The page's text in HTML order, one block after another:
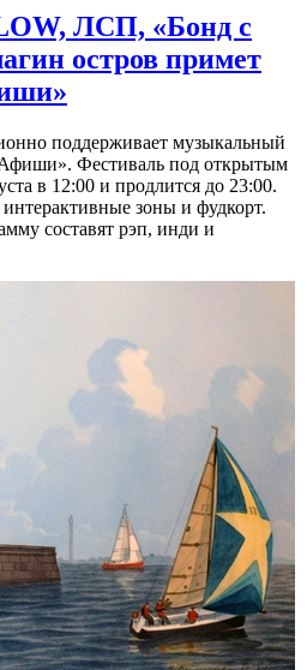
ЛСП, «Бонд с
остров примет
поддерживает музыкальный
Фестиваль под открытым
в 12:00 и продлится до 23:00.
интерактивные зоны и фудкорт.
составят рэп, инди и